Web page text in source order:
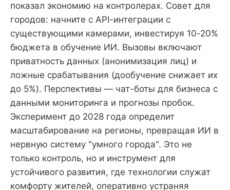
показал экономию на контролерах. Совет для
городов: начните с API-интеграции с
существующими камерами, инвестируя 10-20%
бюджета в обучение ИИ. Вызовы включают
приватность данных (анонимизация лиц) и
ложные срабатывания (дообучение снижает их
до 5%). Перспективы — чат-боты для бизнеса с
данными мониторинга и прогнозы пробок.
Эксперимент до 2028 года определит
масштабирование на регионы, превращая ИИ в
нервную систему "умного города". Это не
только контроль, но и инструмент для
устойчивого развития, где технологии служат
комфорту жителей, оперативно устраняя